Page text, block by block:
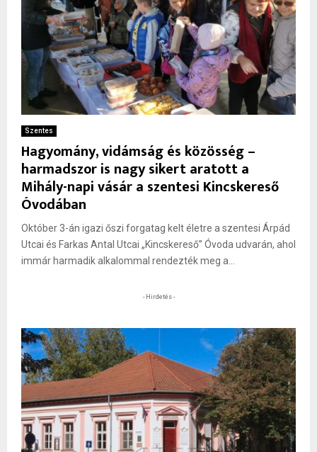
Szentes
Hagyomány, vidámság és közösség –
harmadszor is nagy sikert aratott a
Mihály-napi vásár a szentesi Kincskereső
Óvodában
Október 3-án igazi őszi forgatag kelt életre a szentesi Árpád
Utcai és Farkas Antal Utcai „Kincskereső” Óvoda udvarán, ahol
immár harmadik alkalommal rendezték meg a...
- Hirdetés -